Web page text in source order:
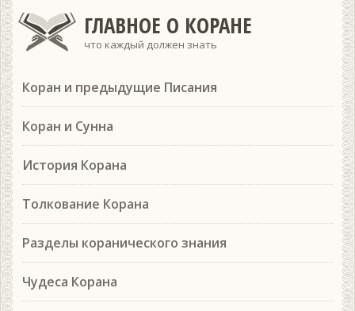
ГЛАВНОЕ О КОРАНЕ
что каждый должен знать
Коран и предыдущие Писания
Коран и Сунна
История Корана
Толкование Корана
Разделы коранического знания
Чудеса Корана